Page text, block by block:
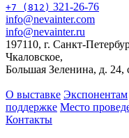
+7 (812) 321-26-76
info@nevainter.com
info@nevainter.ru
197110, г. Санкт-
Чкаловское,
Большая Зеленина, д. 24,
О выставке Экспонентам
поддержке Место
Контакты